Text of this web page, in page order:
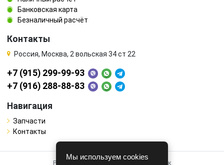
Банковская карта
Безналичный расчёт
Контакты
Россия, Москва, 2 вольская 34 ст 22
+7 (915) 299-99-93
+7 (916) 288-88-83
Навигация
Запчасти
Контакты
Работает на системе для авторазборок
Мы используем cookies